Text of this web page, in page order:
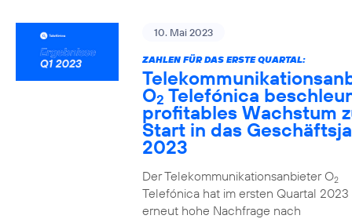
10. Mai 2023
ZAHLEN FÜR DAS ERSTE QUARTAL:
O2 Telefónica
profitables Wachstum
Start in das
2023
Der Telekommunikationsanbieter O2
Telefónica hat im ersten Quartal 2023
erneut hohe Nachfrage nach